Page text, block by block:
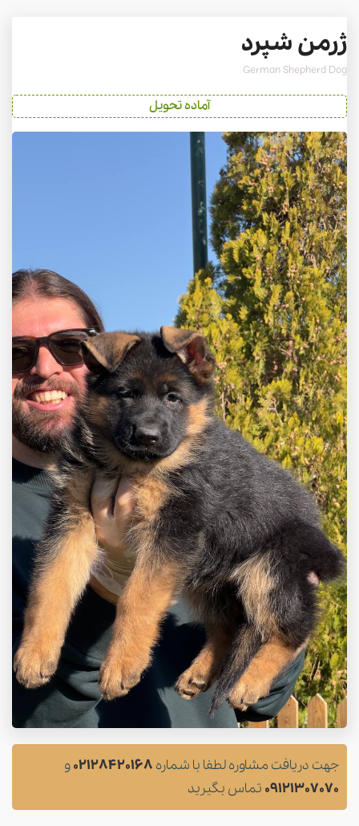
ژرمن شپرد
German Shepherd Dog
آماده تحویل
جهت دریافت مشاوره لطفا با شماره 02128420168و
09121307070 تماس بگیرید